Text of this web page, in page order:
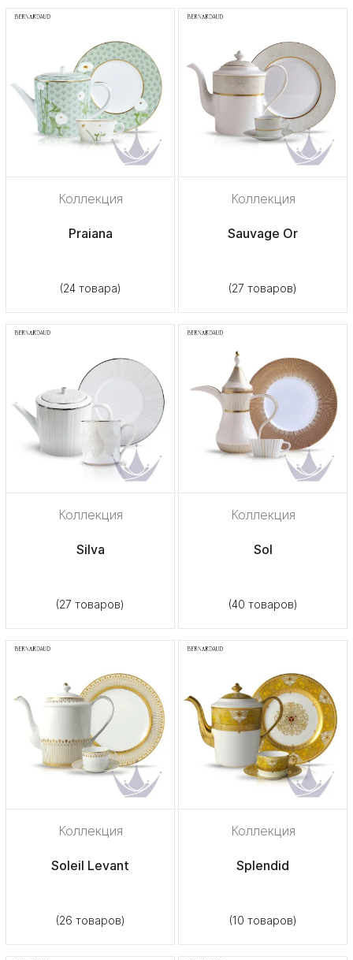
Коллекция
Praiana
(24 товара)
Коллекция
Sauvage Or
(27 товаров)
Коллекция
Silva
(27 товаров)
Коллекция
Sol
(40 товаров)
Коллекция
Soleil Levant
(26 товаров)
Коллекция
Splendid
(10 товаров)